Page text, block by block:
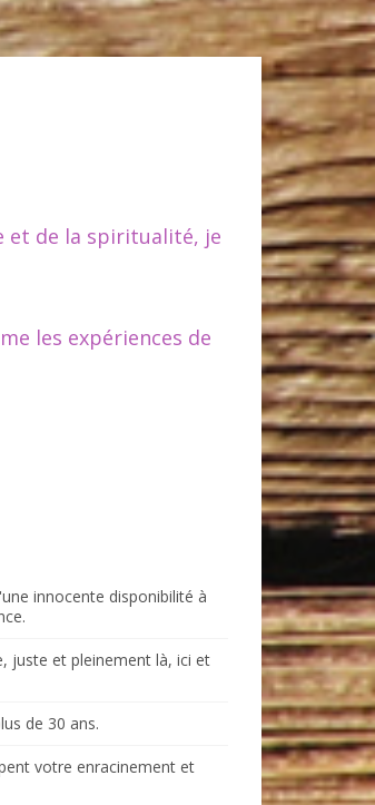
et de la spiritualité, je
les expériences de
innocente disponibilité à
juste et pleinement là, ici et
de 30 ans.
votre enracinement et